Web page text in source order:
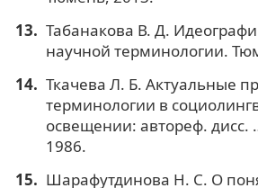
Табанакова В. Д.
научной терминологии.
Ткачева Л. Б. Актуальные
терминологии в
освещении: автореф. дисс.
1986.
Шарафутдинова Н. С. О